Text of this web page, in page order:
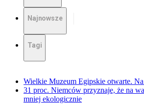
Najnowsze
Tagi
Wielkie Muzeum Egipskie otwarte.
31 proc. Niemców przyznaje, że na
mniej ekologicznie